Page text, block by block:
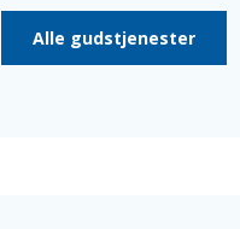
Alle gudstjenester